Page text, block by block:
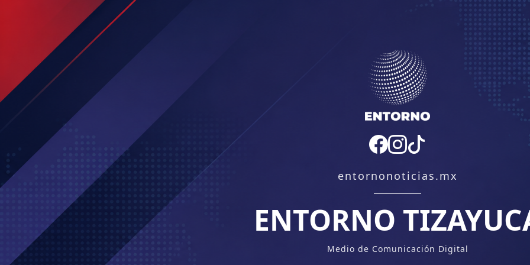
entornonoticias.mx
ENTORNO
Medio de Comunicación Digital